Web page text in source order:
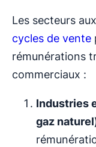
Les secteurs
cycles de vente
rémunérations
commerciaux :
Industries
gaz